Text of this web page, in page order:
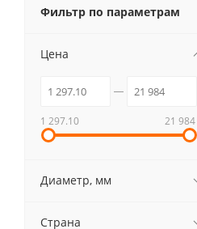
Фильтр по параметрам
Цена
1 297.10 21 984
Диаметр, мм
Страна